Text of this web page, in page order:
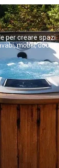
per creare spazi
mobili, docce,